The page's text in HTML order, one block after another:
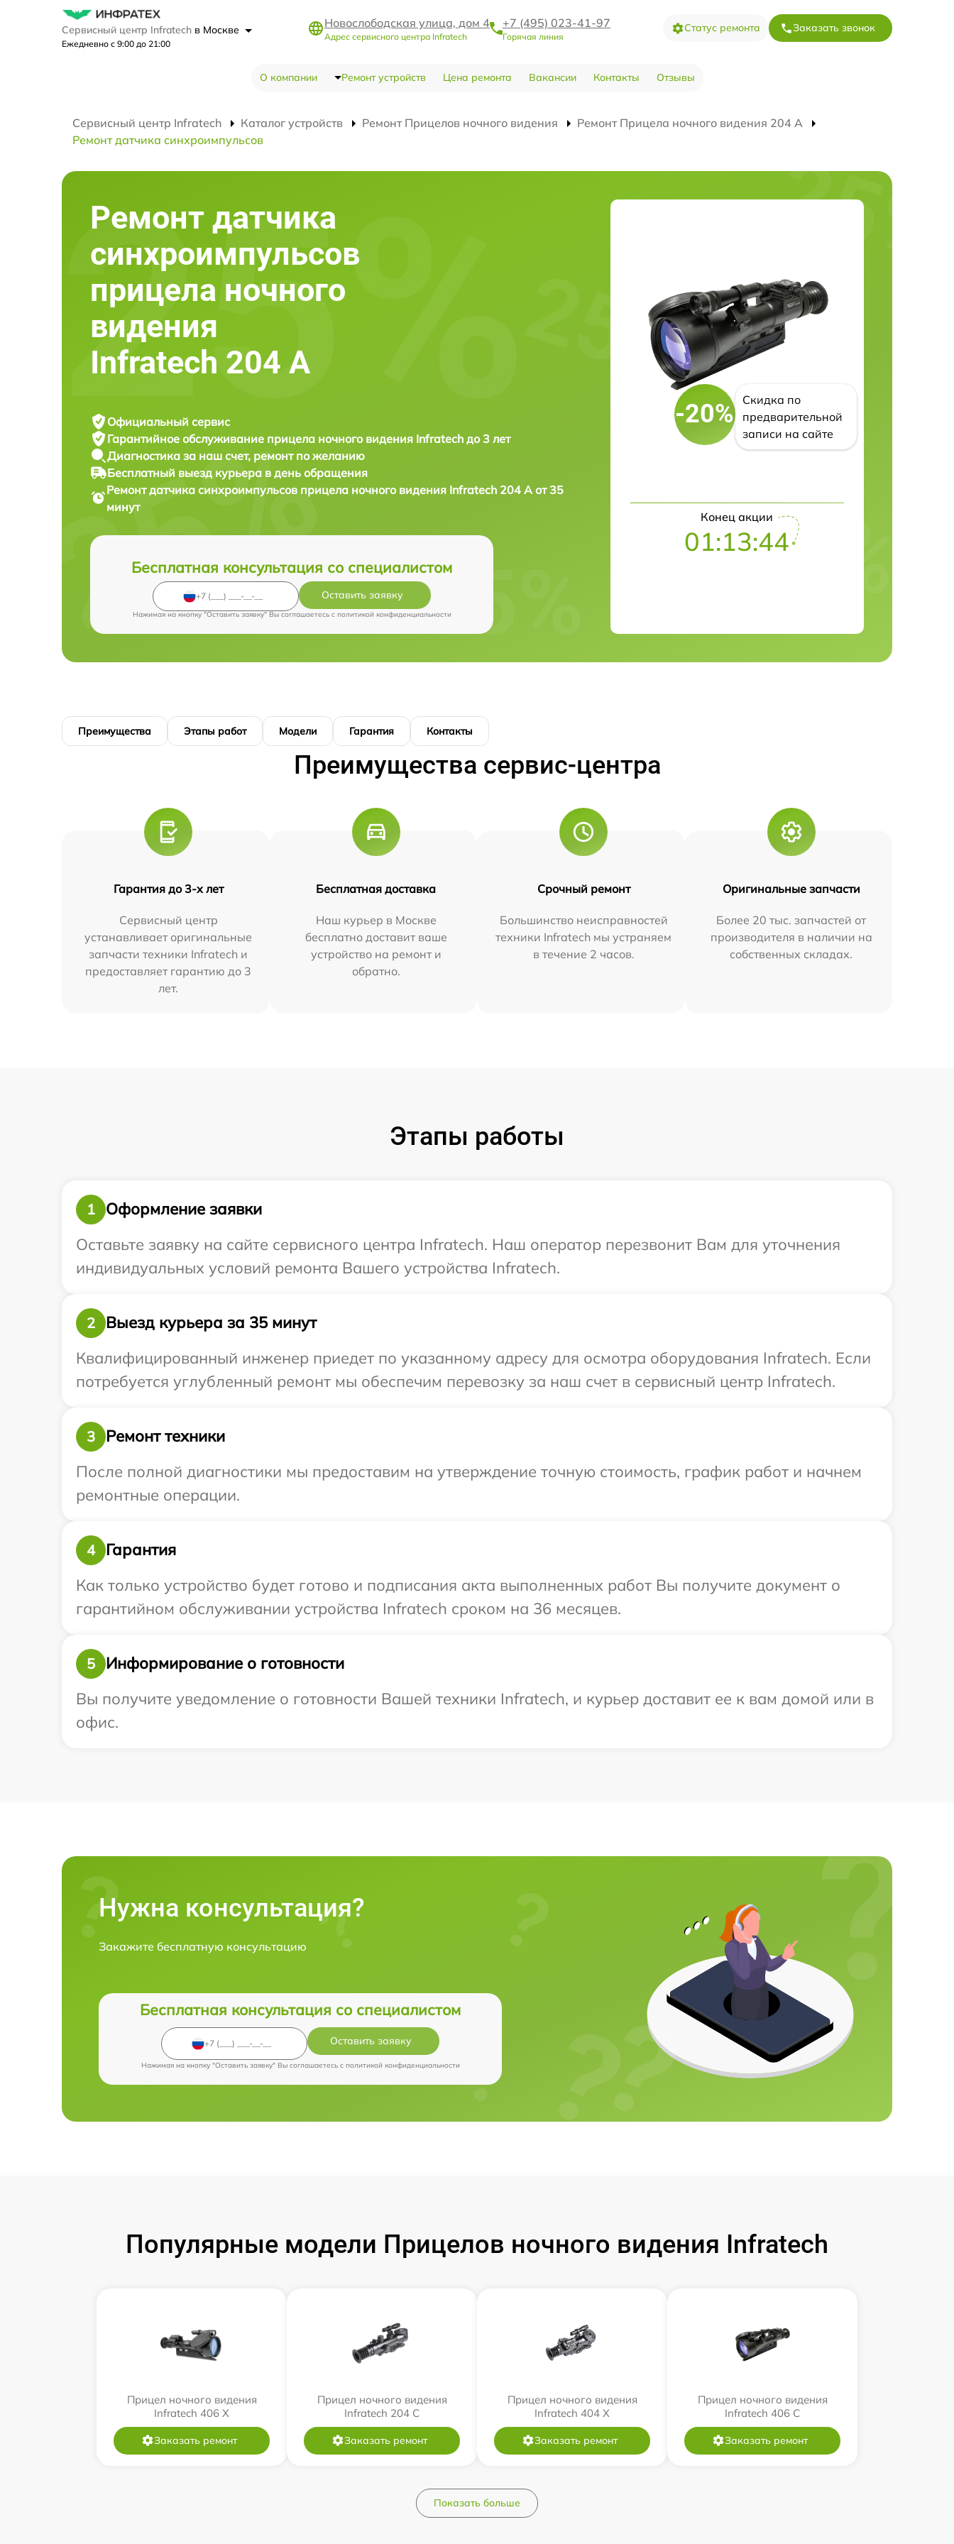
Сервисный центр Infratech в Москве
Ежедневно с 9:00 до 21:00
Новослободская улица, дом 4
Адрес сервисного центра Infratech
+7 (495) 023-41-97
Горячая линия
Статус ремонта Заказать звонок
О компании Ремонт устройств Цена ремонта Вакансии Контакты Отзывы
Сервисный центр Infratech Каталог устройств Ремонт Прицелов ночного видения
Ремонт Прицела ночного видения 204 А
Ремонт датчика синхроимпульсов
Ремонт датчика
синхроимпульсов
прицела ночного
видения
Infratech 204 А
Официальный сервис
Гарантийное обслуживание прицела ночного видения Infratech до 3 лет
Диагностика за наш счет, ремонт по желанию
Бесплатный выезд курьера в день обращения
Ремонт датчика синхроимпульсов прицела ночного видения Infratech 204 А от 35
минут
Бесплатная консультация со специалистом
Оставить заявку
Нажимая на кнопку "Оставить заявку" Вы соглашаетесь c политикой конфиденциальности
-20%
Скидка по
предварительной
записи на сайте
Конец акции
01:13:43
Преимущества Этапы работ Модели Гарантия Контакты
Преимущества сервис-центра
Гарантия до 3-х лет
Сервисный центр
устанавливает оригинальные
запчасти техники Infratech и
предоставляет гарантию до 3
лет.
Бесплатная доставка
Наш курьер в Москве
бесплатно доставит ваше
устройство на ремонт и
обратно.
Срочный ремонт
Большинство неисправностей
техники Infratech мы устраняем
в течение 2 часов.
Оригинальные запчасти
Более 20 тыс. запчастей от
производителя в наличии на
собственных складах.
Этапы работы
1
Оформление заявки
Оставьте заявку на сайте сервисного центра Infratech. Наш оператор перезвонит Вам для уточнения
индивидуальных условий ремонта Вашего устройства Infratech.
2
Выезд курьера за 35 минут
Квалифицированный инженер приедет по указанному адресу для осмотра оборудования Infratech. Если
потребуется углубленный ремонт мы обеспечим перевозку за наш счет в сервисный центр Infratech.
3
Ремонт техники
После полной диагностики мы предоставим на утверждение точную стоимость, график работ и начнем
ремонтные операции.
4
Гарантия
Как только устройство будет готово и подписания акта выполненных работ Вы получите документ о
гарантийном обслуживании устройства Infratech сроком на 36 месяцев.
5
Информирование о готовности
Вы получите уведомление о готовности Вашей техники Infratech, и курьер доставит ее к вам домой или в
офис.
Нужна консультация?
Закажите бесплатную консультацию
Бесплатная консультация со специалистом
Оставить заявку
Нажимая на кнопку "Оставить заявку" Вы соглашаетесь c политикой конфиденциальности
Популярные модели Прицелов ночного видения Infratech
Прицел ночного видения
Infratech 406 Х
Заказать ремонт
Прицел ночного видения
Infratech 204 С
Заказать ремонт
Прицел ночного видения
Infratech 404 Х
Заказать ремонт
Прицел ночного видения
Infratech 406 С
Заказать ремонт
Показать больше